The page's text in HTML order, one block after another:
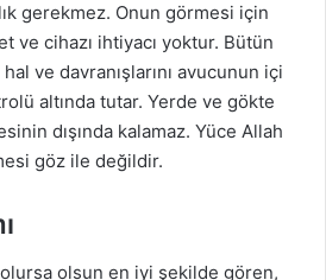
gerekmez. Onun görmesi için
ve cihazı ihtiyacı yoktur. Bütün
ve davranışlarını avucunun içi
altında tutar. Yerde ve gökte
dışında kalamaz. Yüce Allah
göz ile değildir.
olsun en iyi şekilde gören,